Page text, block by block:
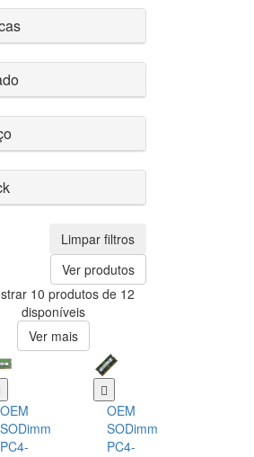
Limpar filtros
Ver produtos
10 produtos de 12
disponíveis
Ver mais
OEM
SODimm
PC4-
OEM
SODimm
PC4-